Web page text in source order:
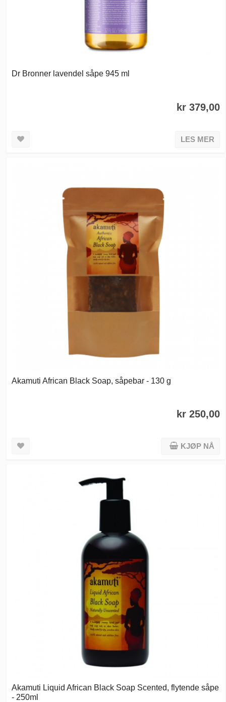
Dr Bronner lavendel såpe 945 ml
kr 379,00
LES MER
Akamuti African Black Soap, såpebar - 130 g
kr 250,00
KJØP NÅ
Akamuti Liquid African Black Soap Scented, flytende såpe
- 250ml